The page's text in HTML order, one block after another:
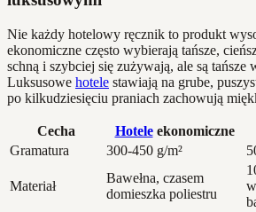
Nie każdy hotelowy ręcznik to produkt
ekonomiczne często wybierają tańsze,
schną i szybciej się zużywają, ale są tańsze
Luksusowe hotele stawiają na grube,
po kilkudziesięciu praniach zachowują
Cecha Hoteleekonomiczne
Gramatura
300-450 g/m²
Materiał
Bawełna, czasem
domieszka poliestru